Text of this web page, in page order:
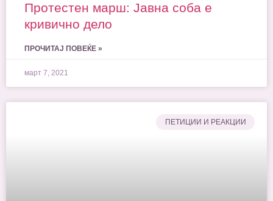
Протестен марш: Јавна соба е
кривично дело
ПРОЧИТАЈ ПОВЕЌЕ »
март 7, 2021
ПЕТИЦИИ И РЕАКЦИИ